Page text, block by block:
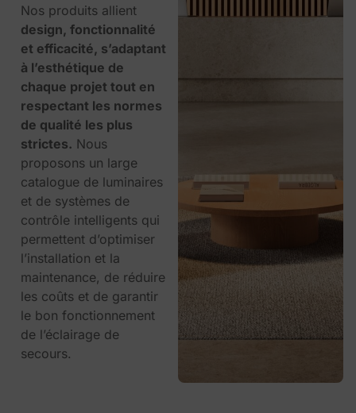
Nos produits allient
design, fonctionnalité
et efficacité, s’adaptant
à l’esthétique de
chaque projet tout en
respectant les normes
de qualité les plus
strictes. Nous
proposons un large
catalogue de luminaires
et de systèmes de
contrôle intelligents qui
permettent d’optimiser
l’installation et la
maintenance, de réduire
les coûts et de garantir
le bon fonctionnement
de l’éclairage de
secours.